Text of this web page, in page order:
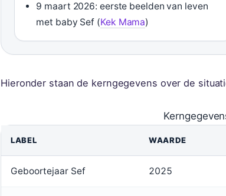
9 maart 2026: eerste beelden van leven
met baby Sef (Kek Mama)
Hieronder staan de kerngegevens over de
LABEL WAARDE
Geboortejaar Sef 2025